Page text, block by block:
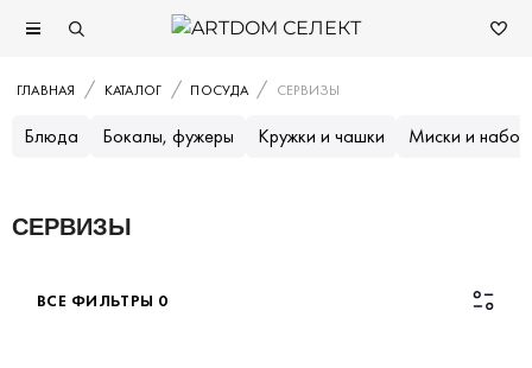
ГЛАВНАЯ КАТАЛОГ ПОСУДА СЕРВИЗЫ
Блюда Бокалы, фужеры Кружки и чашки Миски и
СЕРВИЗЫ
ВСЕ ФИЛЬТРЫ 0